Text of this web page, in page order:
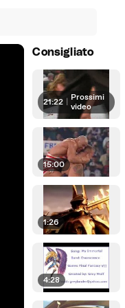
Consigliato
21:22
Prossimi
video
15:00
1:26
4:28